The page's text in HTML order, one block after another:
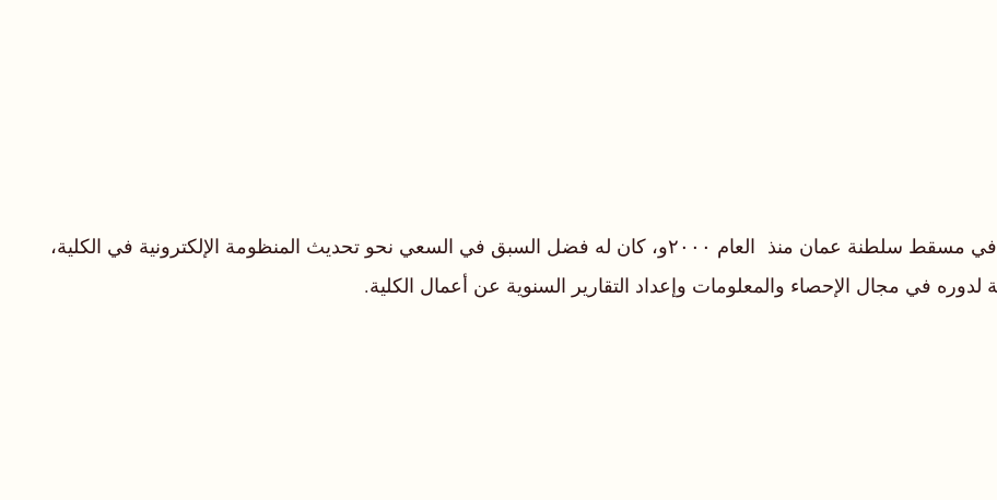
باحث معاصر من ليبيا عمل في بكلية العلوم الشرعية في مسقط سلطنة عمان منذ العام ٢٠٠٠و، كان له فضل السبق في السعي نحو تحديث المنظومة الإلكترونية في الكلية،
لدوره في مجال الإحصاء والمعلومات وإعداد التقارير السنوية عن أعمال الكلية.